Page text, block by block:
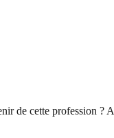
de cette profession ?